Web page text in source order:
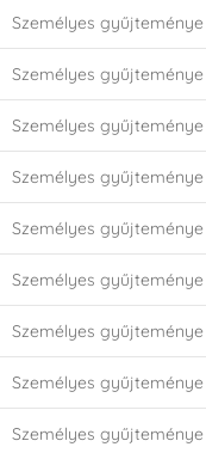
Személyes
Személyes gyűjteménye
Személyes gyűjteménye
Személyes
Személyes
Személyes
Személyes
Személyes
Személyes gyűjteménye